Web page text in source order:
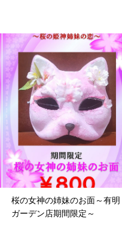
今年もドラマを